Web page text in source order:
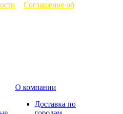
Соглашение об
О компании
Доставка по